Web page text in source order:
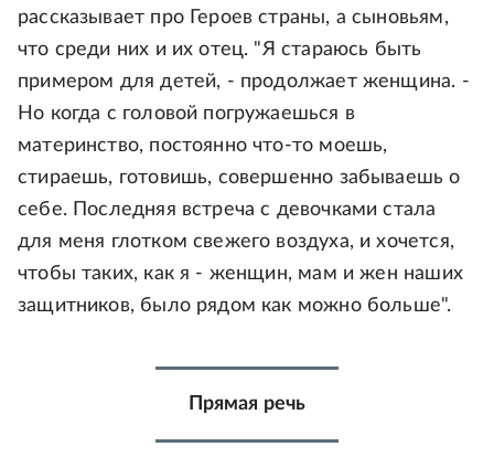
рассказывает про Героев страны, а сыновьям,
что среди них и их отец. "Я стараюсь быть
примером для детей, - продолжает женщина. -
Но когда с головой погружаешься в
материнство, постоянно что-то моешь,
стираешь, готовишь, совершенно забываешь о
себе. Последняя встреча с девочками стала
для меня глотком свежего воздуха, и хочется,
чтобы таких, как я - женщин, мам и жен наших
защитников, было рядом как можно больше".
Прямая речь